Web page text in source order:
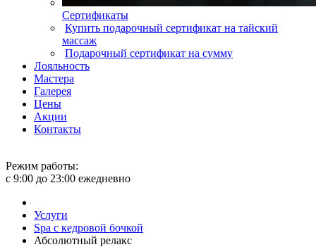
Сертификаты
Купить подарочный сертификат на тайский
массаж
Подарочный сертификат на сумму
Лояльность
Мастера
Галерея
Цены
Акции
Контакты
Режим работы:
с 9:00 до 23:00 ежедневно
Услуги
Spa с кедровой бочкой
Абсолютный релакс